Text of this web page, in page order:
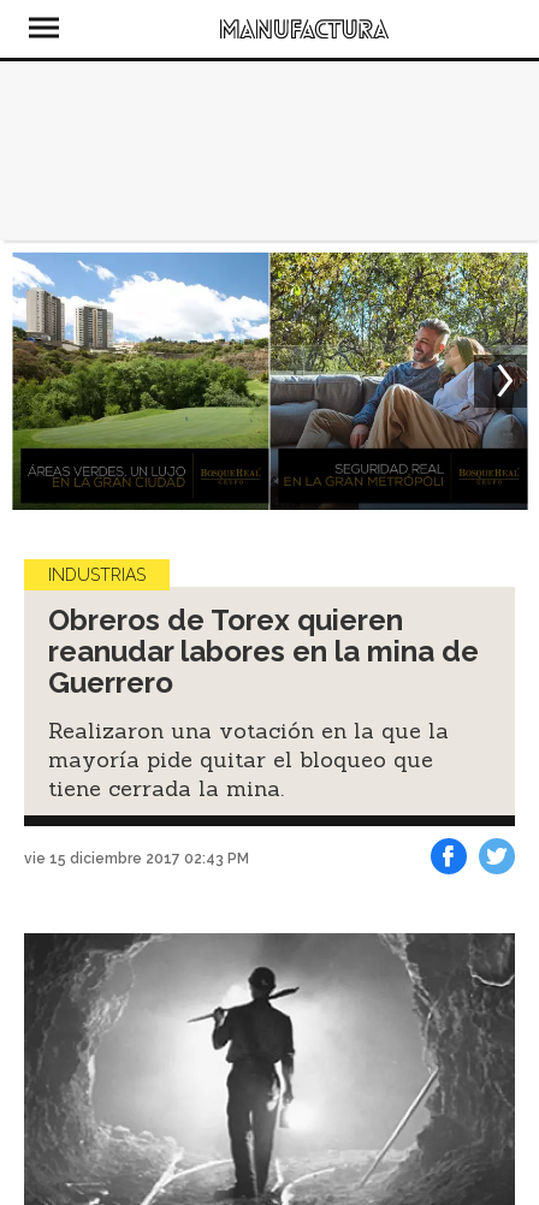
INDUSTRIAS
Obreros de Torex quieren
reanudar labores en la mina de
Guerrero
Realizaron una votación en la que la
mayoría pide quitar el bloqueo que
tiene cerrada la mina.
vie 15 diciembre 2017 02:43 PM